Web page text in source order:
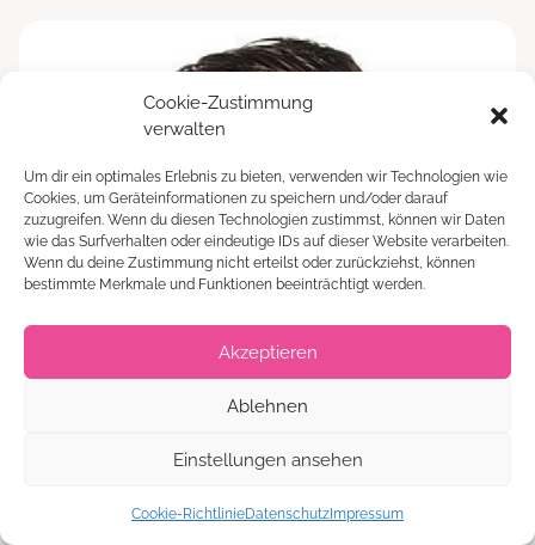
Cookie-Zustimmung
verwalten
Um dir ein optimales Erlebnis zu bieten, verwenden wir Technologien wie
Cookies, um Geräteinformationen zu speichern und/oder darauf
zuzugreifen. Wenn du diesen Technologien zustimmst, können wir Daten
wie das Surfverhalten oder eindeutige IDs auf dieser Website verarbeiten.
Wenn du deine Zustimmung nicht erteilst oder zurückziehst, können
bestimmte Merkmale und Funktionen beeinträchtigt werden.
Akzeptieren
Ablehnen
Einstellungen ansehen
Cookie-RichtlinieDatenschutz Impressum